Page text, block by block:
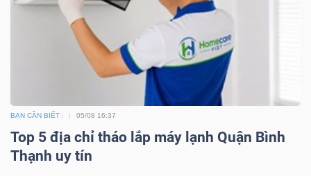
BẠN CẦN BIẾT 05/08 16:37
Top 5 địa chỉ tháo lắp máy lạnh Quận Bình
Thạnh uy tín